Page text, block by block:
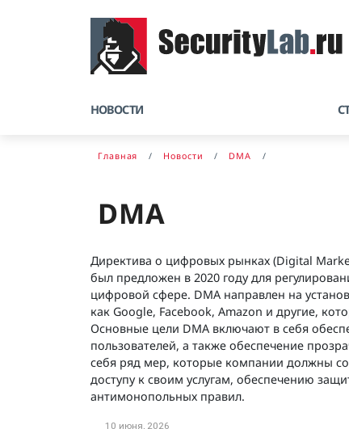
НОВОСТИ
Главная Новости DMA
DMA
Директива о цифровых рынках (Digital
был предложен в 2020 году для
цифровой сфере. DMA направлен на
как Google, Facebook, Amazon и другие,
Основные цели DMA включают в себя
пользователей, а также обеспечение
себя ряд мер, которые компании должны
доступу к своим услугам, обеспечению
антимонопольных правил.
10 июня, 2026